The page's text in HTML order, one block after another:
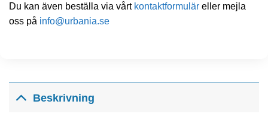
Du kan även beställa via vårt kontaktformulär eller mejla
oss på info@urbania.se
Beskrivning